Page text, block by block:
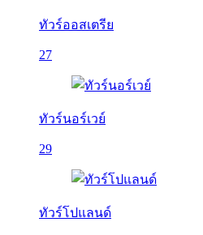
ทัวร์ออสเตรีย
27
ทัวร์นอร์เวย์
29
ทัวร์โปแลนด์